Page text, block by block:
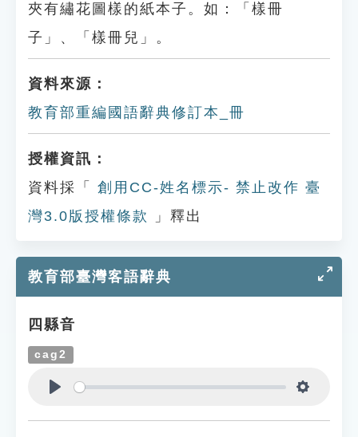
夾有繡花圖樣的紙本子。如：「樣冊
子」、「樣冊兒」。
資料來源：
教育部重編國語辭典修訂本_冊
授權資訊：
資料採「
創用CC-姓名標示- 禁止改作 臺
灣3.0版授權條款
」釋出
教育部臺灣客語辭典
四縣音
cag2